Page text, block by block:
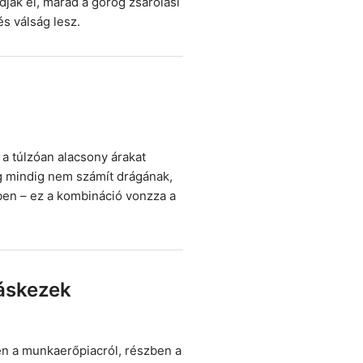
válság lesz.
túlzóan alacsony árakat
nem számít drágának,
– ez a kombináció vonzza a
a munkaerőpiacról, részben a